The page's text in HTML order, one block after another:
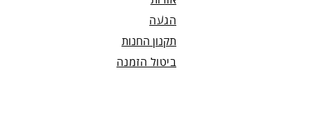
הגעה
תקנון החנות
ביטול הזמנה